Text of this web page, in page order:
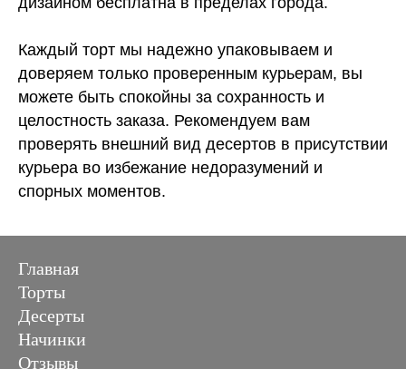
Каждый торт мы надежно упаковываем и
доверяем только проверенным курьерам, вы
можете быть спокойны за сохранность и
целостность заказа. Рекомендуем вам
проверять внешний вид десертов в присутствии
курьера во избежание недоразумений и
спорных моментов.
Главная
Торты
Десерты
Начинки
Отзывы